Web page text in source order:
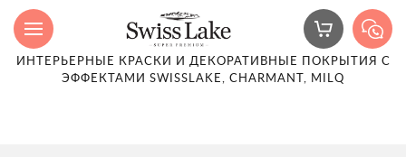
ИНТЕРЬЕРНЫЕ КРАСКИ И ДЕКОРАТИВНЫЕ ПОКРЫТИЯ С
ЭФФЕКТАМИ SWISSLAKE, CHARMANT, MILQ